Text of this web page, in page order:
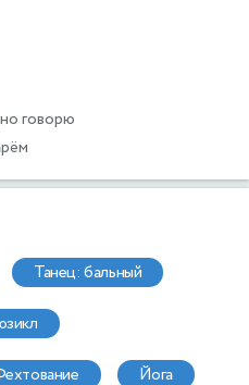
говорю
танец: бальный
фехтование йога